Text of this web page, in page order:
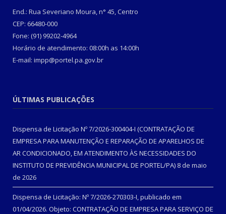
End.: Rua Severiano Moura, n° 45, Centro
CEP: 66480-000
Fone: (91) 99202-4964
Horário de atendimento: 08:00h as 14:00h
E-mail: impp@portel.pa.gov.br
ÚLTIMAS PUBLICAÇÕES
Dispensa de Licitação Nº 7/2026-300404-I (CONTRATAÇÃO DE
EMPRESA PARA MANUTENÇÃO E REPARAÇÃO DE APARELHOS DE
AR CONDICIONADO, EM ATENDIMENTO ÀS NECESSIDADES DO
INSTITUTO DE PREVIDÊNCIA MUNICIPAL DE PORTEL/PA) 8 de maio
de 2026
Dispensa de Licitação: Nº 7/2026-270303-I, publicado em
01/04/2026. Objeto: CONTRATAÇÃO DE EMPRESA PARA SERVIÇO DE